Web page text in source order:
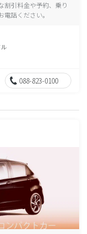
割引料金や予約、乗り
話ください。
088-823-0100